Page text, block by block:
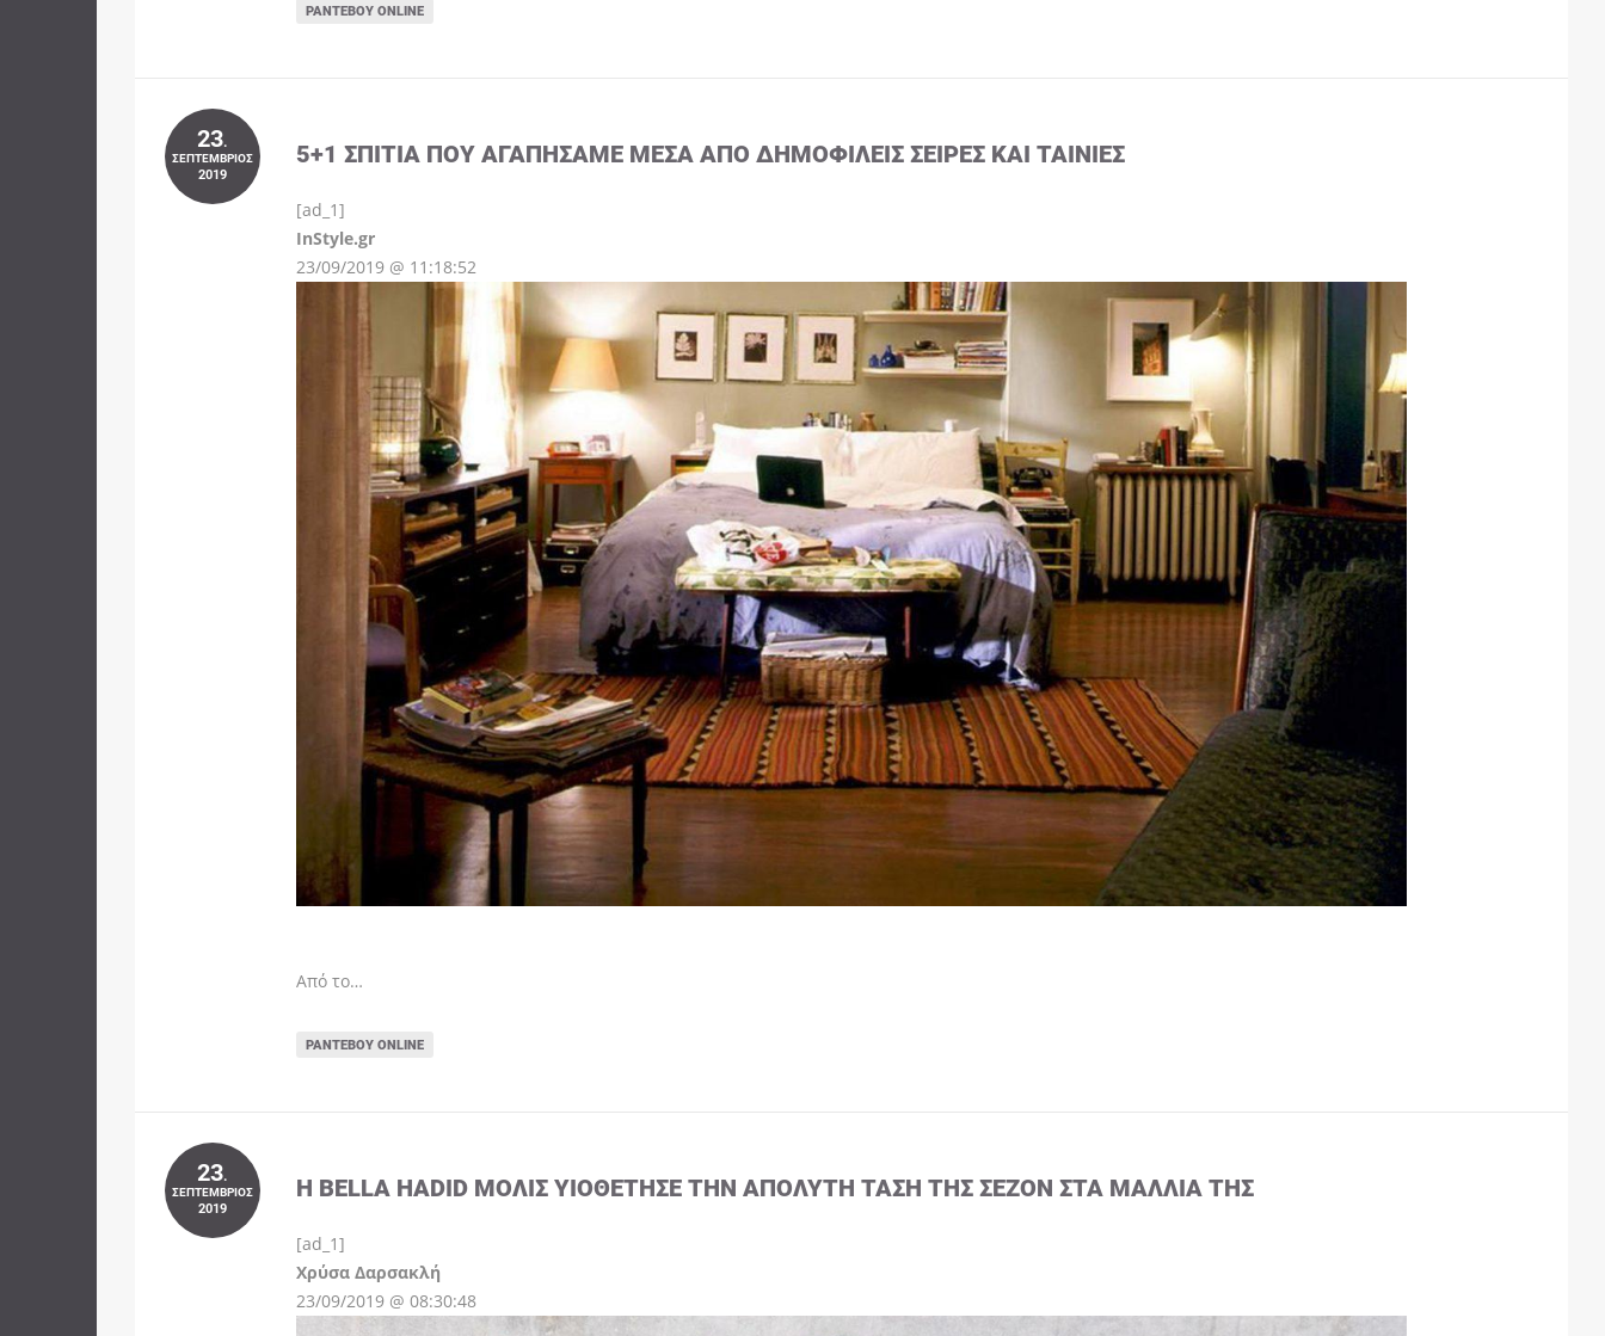
ΡΑΝΤΕΒΟΎ ONLINE
23.
ΣΕΠΤΈΜΒΡΙΟΣ
2019
5+1 ΣΠΊΤΙΑ ΠΟΥ ΑΓΑΠΉΣΑΜΕ ΜΈΣΑ ΑΠΌ ΔΗΜΟΦΙΛΕΊΣ ΣΕΙΡΈΣ ΚΑΙ ΤΑΙΝΊΕΣ
[ad_1]
InStyle.gr
23/09/2019 @ 11:18:52
Από το…
ΡΑΝΤΕΒΟΎ ONLINE
23.
ΣΕΠΤΈΜΒΡΙΟΣ
2019
Η BELLA HADID ΜΌΛΙΣ ΥΙΟΘΈΤΗΣΕ ΤΗΝ ΑΠΌΛΥΤΗ ΤΆΣΗ ΤΗΣ ΣΕΖΌΝ ΣΤΑ ΜΑΛΛΙΆ ΤΗΣ
[ad_1]
Χρύσα ΔαρσακλήInstagram
23/09/2019 @ 08:30:48